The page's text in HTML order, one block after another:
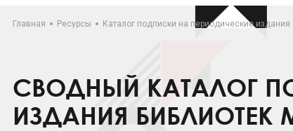
Главная Ресурсы Каталог подписки на периодические издания
СВОДНЫЙ КАТАЛОГ
ИЗДАНИЯ